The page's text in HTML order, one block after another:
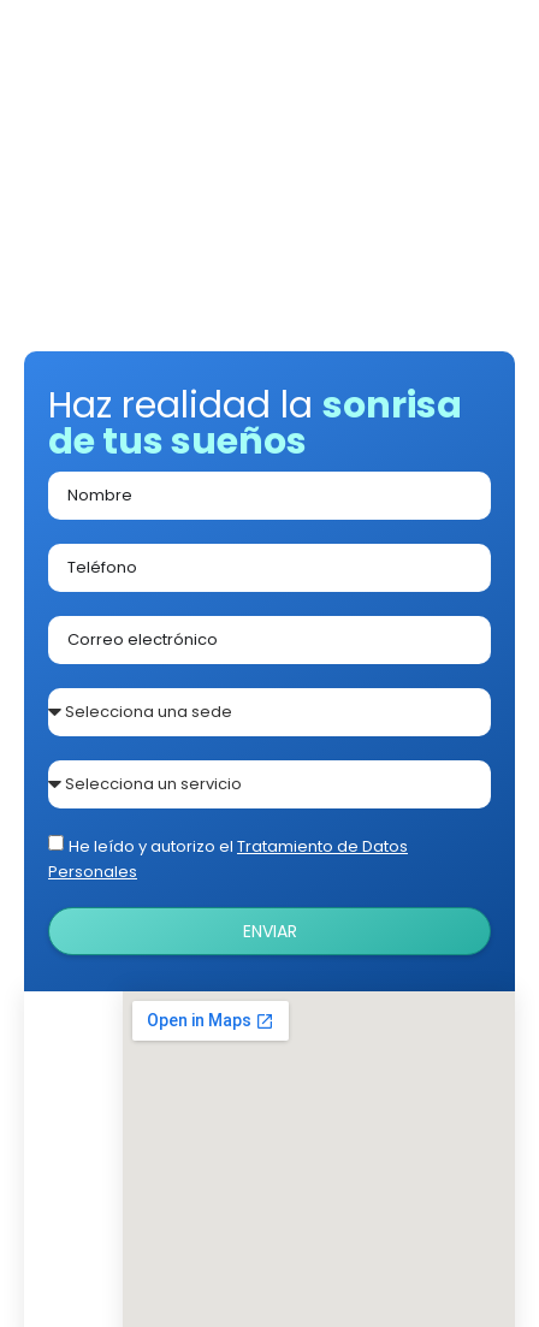
Haz realidad la sonrisa
de tus sueños
He leído y autorizo el Tratamiento de Datos
Personales
ENVIAR